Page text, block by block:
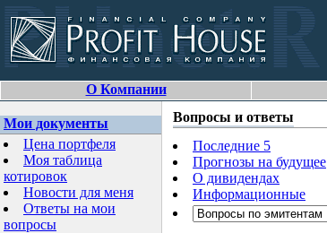
О Компании
Мои документы
Цена портфеля
Моя таблица
котировок
Новости для меня
Ответы на мои
вопросы
Вопросы и ответы
Последние 5
Прогнозы на будущее
О дивидендах
Информационные